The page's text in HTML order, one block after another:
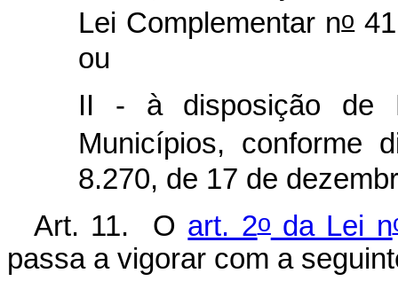
Lei Complementar no
ou
II - à disposição de
Municípios, conforme
8.270, de 17 de
Art. 11. O art. 2oda Lei n
passa a vigorar com a